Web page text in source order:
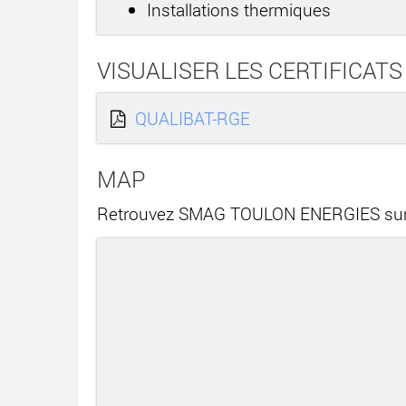
Installations thermiques
VISUALISER LES CERTIFICATS
QUALIBAT-RGE
MAP
Retrouvez SMAG TOULON ENERGIES